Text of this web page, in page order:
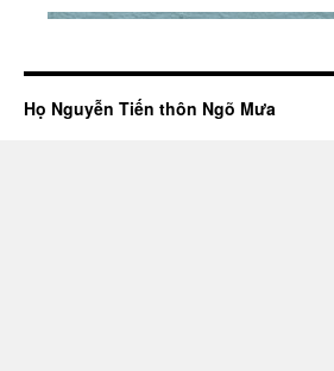
Họ Nguyễn Tiến thôn Ngõ Mưa